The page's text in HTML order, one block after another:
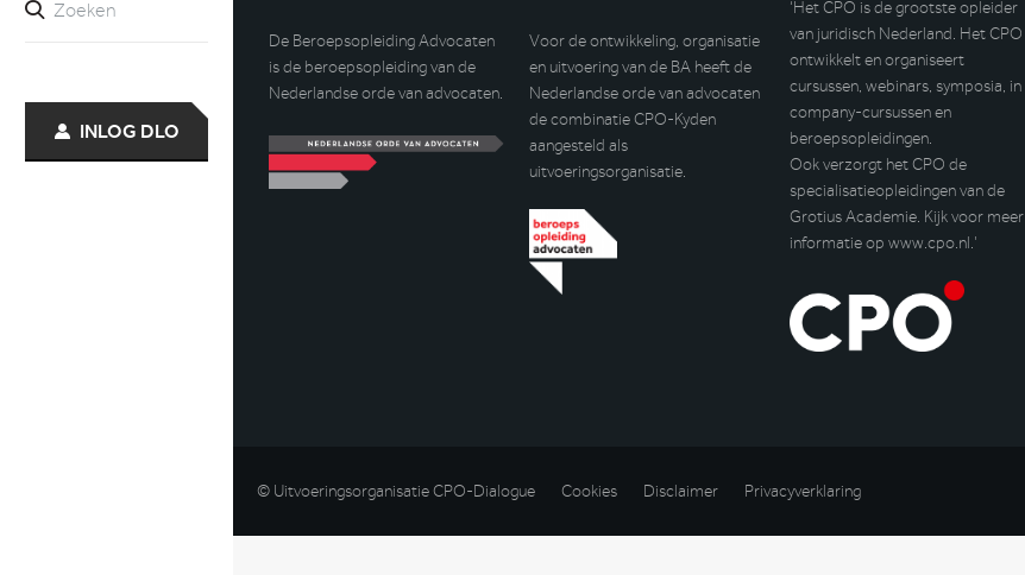
INLOG DLO
De Beroepsopleiding Advocaten
is de beroepsopleiding van de
Nederlandse orde van advocaten.
Voor de ontwikkeling, organisatie
en uitvoering van de BA heeft de
Nederlandse orde van advocaten
de combinatie CPO-Kyden
aangesteld als
uitvoeringsorganisatie.
‘Het CPO is de grootste opleider
van juridisch Nederland. Het CPO
ontwikkelt en organiseert
cursussen, webinars, symposia, in
company-cursussen en
beroepsopleidingen.
Ook verzorgt het CPO de
specialisatieopleidingen van de
Grotius Academie. Kijk voor meer
informatie op www.cpo.nl.’
© Uitvoeringsorganisatie CPO-Dialogue Cookies Disclaimer Privacyverklaring